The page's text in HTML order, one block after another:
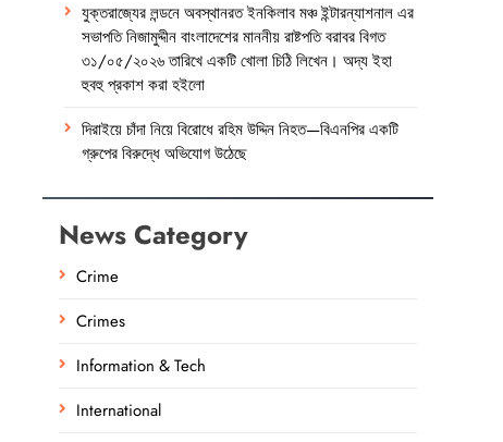
যুক্তরাজ্যের লন্ডনে অবস্থানরত ইনকিলাব মঞ্চ ইন্টারন্যাশনাল এর
সভাপতি নিজামুদ্দীন বাংলাদেশের মাননীয় রাষ্টপতি বরাবর বিগত
৩১/০৫/২০২৬ তারিখে একটি খোলা চিঠি লিখেন। অদ্য ইহা
হুবহু প্রকাশ করা হইলো
দিরাইয়ে চাঁদা নিয়ে বিরোধে রহিম উদ্দিন নিহত—বিএনপির একটি
গ্রুপের বিরুদ্ধে অভিযোগ উঠেছে
News Category
Crime
Crimes
Information & Tech
International